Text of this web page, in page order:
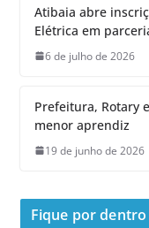
Atibaia abre
Elétrica em
6 de julho de 2026
Prefeitura, Rotary
menor aprendiz
19 de junho de 2026
Fique por dentro